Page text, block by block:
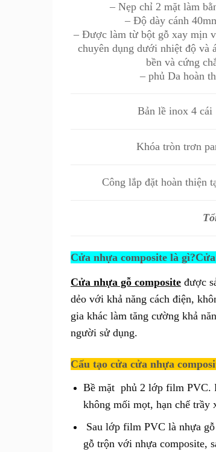
– Nẹp chỉ 2 mặt làm
– Độ dày cánh
– Được làm từ bột gỗ xay mịn
chuyên dụng dưới nhiệt độ và
bền và cứng
– phủ Da hoàn
Bản lề inox 4 cái
Khóa tròn trơn
Công lắp đặt hoàn thiện
Cửa nhựa composite là
Cửa nhựa gỗ composite được
dẻo với khả năng cách điện,
gia khác làm tăng cường khả
người sử dụng.
Cấu tạo cửa cửa nhựa
Bề mặt phủ 2 lớp film PVC.
không mối mọt, hạn chế trầy
Sau lớp film PVC là nhựa
gỗ trộn với nhựa composite,